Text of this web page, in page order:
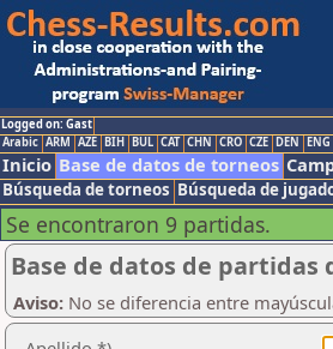
Logged on: Gast
Arabic ARM AZE BIH BUL CAT CHN CRO CZE DEN ENG
Inicio Base de datos de torneos
Búsqueda de torneos Búsqueda de
Se encontraron 9 partidas.
Base de datos de partidas
Aviso: No se diferencia entre